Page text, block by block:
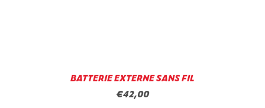
BATTERIE EXTERNE SANS FIL
€42,00